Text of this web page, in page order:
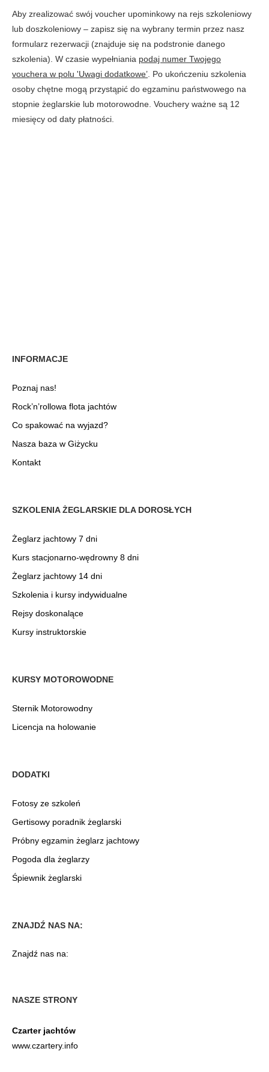
Aby zrealizować swój voucher upominkowy na rejs szkoleniowy
lub doszkoleniowy – zapisz się na wybrany termin przez nasz
formularz rezerwacji (znajduje się na podstronie danego
szkolenia). W czasie wypełniania podaj numer Twojego
vouchera w polu 'Uwagi dodatkowe’. Po ukończeniu szkolenia
osoby chętne mogą przystąpić do egzaminu państwowego na
stopnie żeglarskie lub motorowodne. Vouchery ważne są 12
miesięcy od daty płatności.
INFORMACJE
Poznaj nas!
Rock’n’rollowa flota jachtów
Co spakować na wyjazd?
Nasza baza w Giżycku
Kontakt
SZKOLENIA ŻEGLARSKIE DLA DOROSŁYCH
Żeglarz jachtowy 7 dni
Kurs stacjonarno-wędrowny 8 dni
Żeglarz jachtowy 14 dni
Szkolenia i kursy indywidualne
Rejsy doskonalące
Kursy instruktorskie
KURSY MOTOROWODNE
Sternik Motorowodny
Licencja na holowanie
DODATKI
Fotosy ze szkoleń
Gertisowy poradnik żeglarski
Próbny egzamin żeglarz jachtowy
Pogoda dla żeglarzy
Śpiewnik żeglarski
ZNAJDŹ NAS NA:
Znajdź nas na:
NASZE STRONY
Czarter jachtów
www.czartery.info
internetowej.
Przechowywanie i odczytywanie
danych
Zezwól na wykorzystywanie plików
cookies do analityki i reklam Google.
Wyświetlanie spersonalizowanych
treści
Zezwól na wyświetlanie reklam
dopasowanych do Twoich